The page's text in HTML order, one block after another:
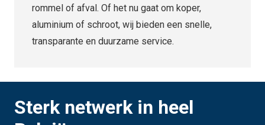
rommel of afval. Of het nu gaat om koper,
aluminium of schroot, wij bieden een snelle,
transparante en duurzame service.
Sterk netwerk in heel